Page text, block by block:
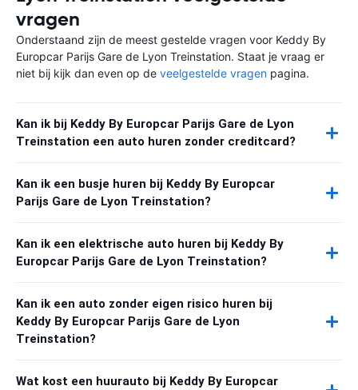
vragen
Onderstaand zijn de meest gestelde vragen voor Keddy By
Europcar Parijs Gare de Lyon Treinstation. Staat je vraag er
niet bij kijk dan even op de veelgestelde vragen pagina.
Kan ik bij Keddy By Europcar Parijs Gare de Lyon
Treinstation een auto huren zonder creditcard?
Kan ik een busje huren bij Keddy By Europcar
Parijs Gare de Lyon Treinstation?
Kan ik een elektrische auto huren bij Keddy By
Europcar Parijs Gare de Lyon Treinstation?
Kan ik een auto zonder eigen risico huren bij
Keddy By Europcar Parijs Gare de Lyon
Treinstation?
Wat kost een huurauto bij Keddy By Europcar